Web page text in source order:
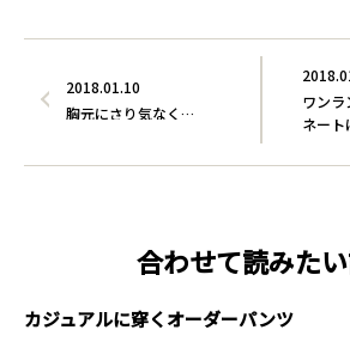
ワンラ
ネート
2018.01.10
胸元にさり気なく…
合わせて読みた
カジュアルに穿くオーダーパンツ